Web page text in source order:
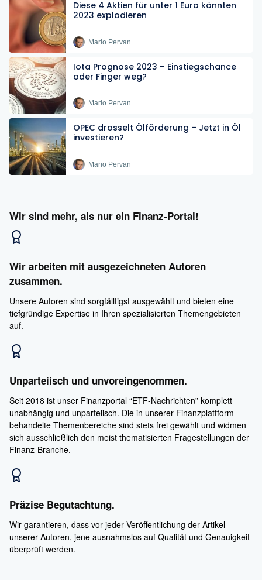
Diese 4 Aktien für unter 1 Euro könnten
2023 explodieren
Mario Pervan
Iota Prognose 2023 – Einstiegschance
oder Finger weg?
Mario Pervan
OPEC drosselt Ölförderung – Jetzt in Öl
investieren?
Mario Pervan
Wir sind mehr, als nur ein Finanz-Portal!
Wir arbeiten mit ausgezeichneten Autoren
zusammen.
Unsere Autoren sind sorgfälltigst ausgewählt und bieten eine
tiefgründige Expertise in Ihren spezialisierten Themengebieten
auf.
Unparteiisch und unvoreingenommen.
Seit 2018 ist unser Finanzportal “ETF-Nachrichten” komplett
unabhängig und unparteiisch. Die in unserer Finanzplattform
behandelte Themenbereiche sind stets frei gewählt und widmen
sich ausschließlich den meist thematisierten Fragestellungen der
Finanz-Branche.
Präzise Begutachtung.
Wir garantieren, dass vor jeder Veröffentlichung der Artikel
unserer Autoren, jene ausnahmslos auf Qualität und Genauigkeit
überprüft werden.